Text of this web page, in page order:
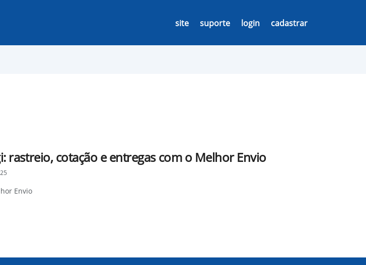
site suporte login cadastrar
rastreio, cotação e entregas com o Melhor Envio
Envio